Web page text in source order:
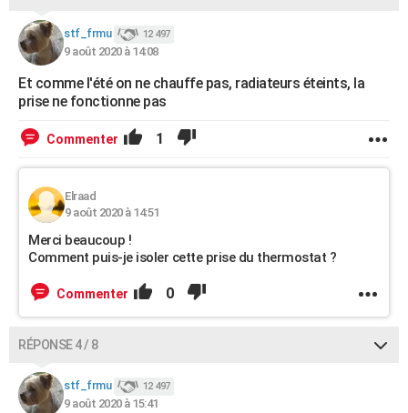
stf_frmu 12 497
9 août 2020 à 14:08
Et comme l'été on ne chauffe pas, radiateurs éteints, la
prise ne fonctionne pas
Commenter 1
Elraad
9 août 2020 à 14:51
Merci beaucoup !
Comment puis-je isoler cette prise du thermostat ?
Commenter 0
RÉPONSE 4 / 8
stf_frmu 12 497
9 août 2020 à 15:41